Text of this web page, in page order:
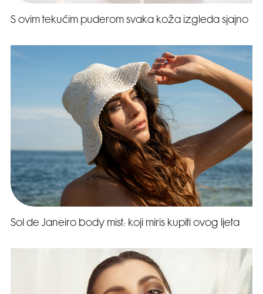
S ovim tekućim puderom svaka koža izgleda sjajno
Sol de Janeiro body mist: koji miris kupiti ovog ljeta